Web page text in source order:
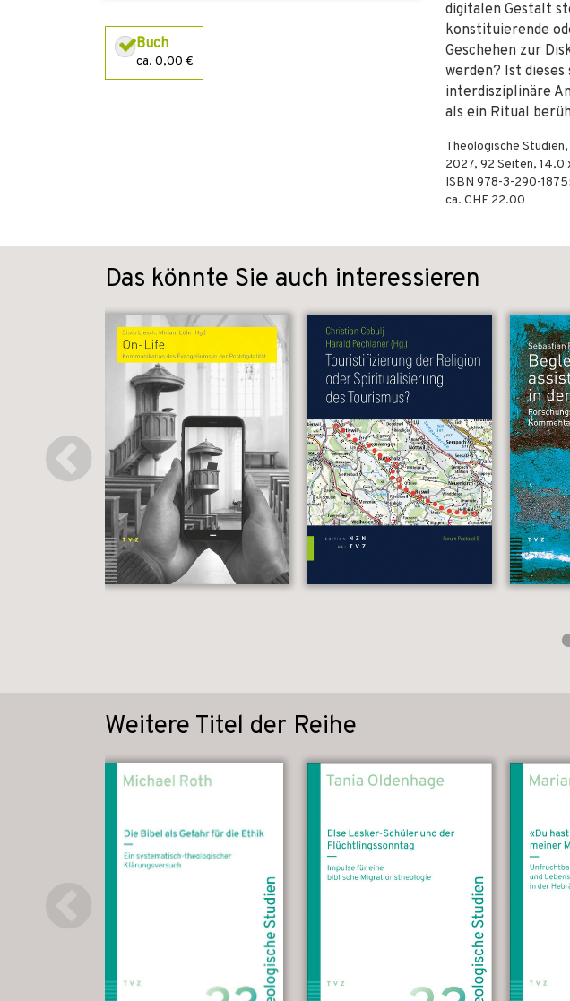
Buch
ca. 0,00 €
digitalen Gestalt
konstituierende
Geschehen zur
werden? Ist
interdisziplinäre
als ein Ritual
Theologische
2027, 92 Seiten, 14.0
ISBN 978-3-290-
ca. CHF 22.00
Das könnte Sie auch interessieren
Weitere Titel der Reihe